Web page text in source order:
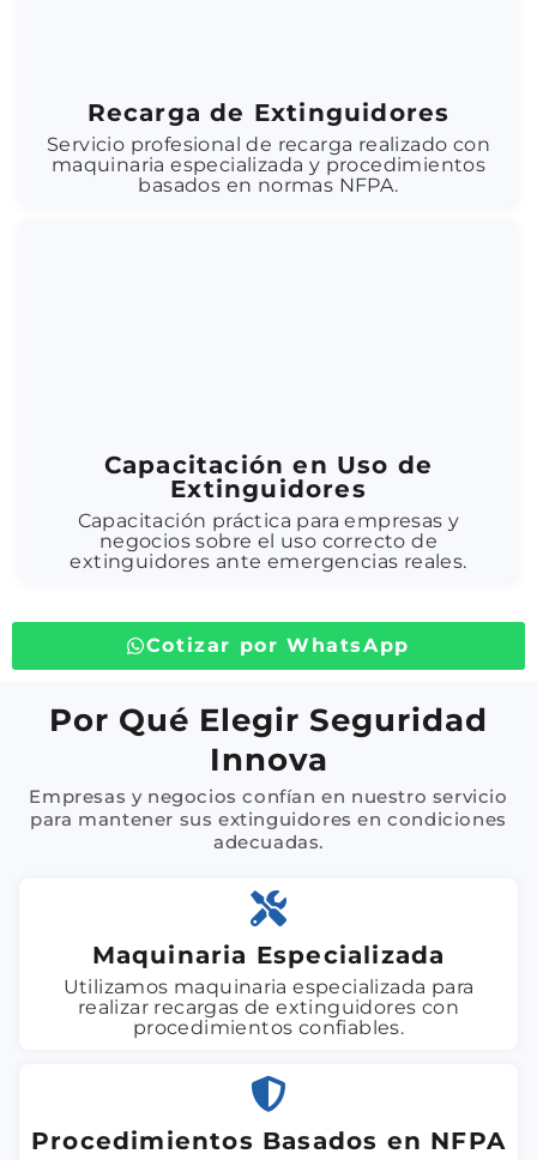
Recarga de Extinguidores
Servicio profesional de recarga realizado con
maquinaria especializada y procedimientos
basados en normas NFPA.
Capacitación en Uso de
Extinguidores
Capacitación práctica para empresas y
negocios sobre el uso correcto de
extinguidores ante emergencias reales.
Cotizar por WhatsApp
Por Qué Elegir Seguridad
Innova
Empresas y negocios confían en nuestro servicio
para mantener sus extinguidores en condiciones
adecuadas.
Maquinaria Especializada
Utilizamos maquinaria especializada para
realizar recargas de extinguidores con
procedimientos confiables.
Procedimientos Basados en NFPA